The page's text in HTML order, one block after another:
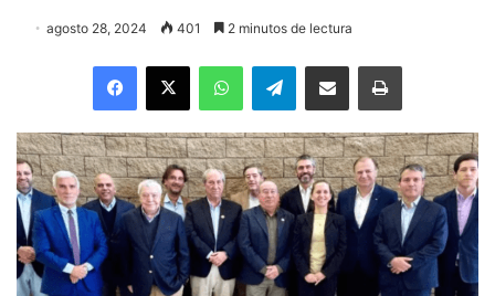
agosto 28, 2024 401 2 minutos de lectura
Facebook
X WhatsAppTelegramEnviar vía email Imprimir